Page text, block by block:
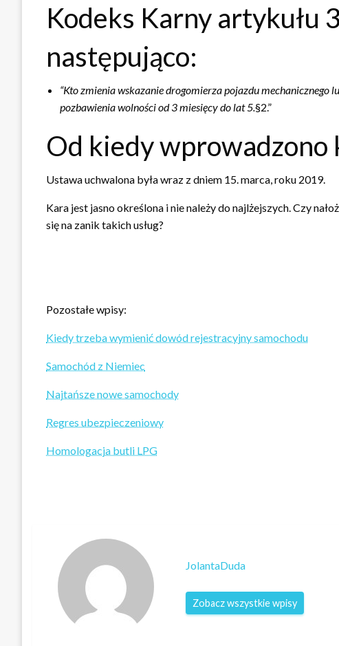
Kodeks Karny artykułu
następująco:
“Kto zmienia wskazanie drogomierza pojazdu mechanicznego
pozbawienia wolności od 3 miesięcy do lat 5.§2.”
Od kiedy wprowadzono
Ustawa uchwalona była wraz z dniem 15. marca, roku 2019.
Kara jest jasno określona i nie należy do najlżejszych. Czy
się na zanik takich usług?
Pozostałe wpisy:
Kiedy trzeba wymienić dowód rejestracyjny samochodu
Samochód z Niemiec
Najtańsze nowe samochody
Regres ubezpieczeniowy
Homologacja butli LPG
JolantaDuda
Zobacz wszystkie wpisy